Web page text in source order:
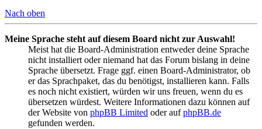
Nach oben
Meine Sprache steht auf diesem Board nicht zur Auswahl!
Meist hat die Board-Administration entweder deine Sprache
nicht installiert oder niemand hat das Forum bislang in deine
Sprache übersetzt. Frage ggf. einen Board-Administrator, ob
er das Sprachpaket, das du benötigst, installieren kann. Falls
es noch nicht existiert, würden wir uns freuen, wenn du es
übersetzen würdest. Weitere Informationen dazu können auf
der Website von phpBB Limited oder aufphpBB.de
gefunden werden.